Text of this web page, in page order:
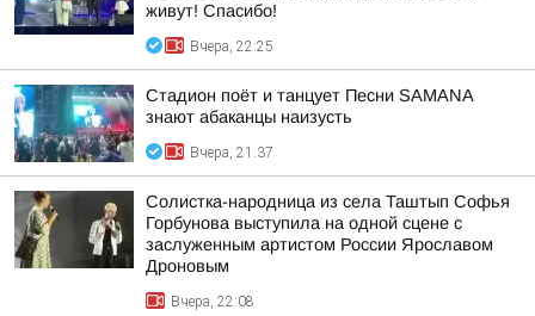
живут! Спасибо!
Вчера, 22:25
Стадион поёт и танцует Песни SAMANA
знают абаканцы наизусть
Вчера, 21:37
Солистка-народница из села Таштып Софья
Горбунова выступила на одной сцене с
заслуженным артистом России Ярославом
Дроновым
Вчера, 22:08